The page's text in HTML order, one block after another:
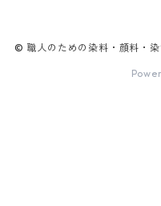
© 職人のための染料・顔料・